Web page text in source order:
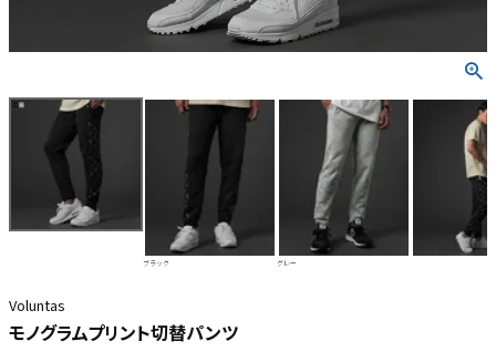
ブラック グレー
Voluntas
モノグラムプリント切替パンツ